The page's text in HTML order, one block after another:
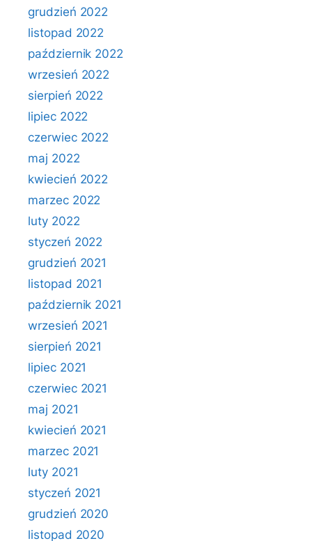
grudzień 2022
listopad 2022
październik 2022
wrzesień 2022
sierpień 2022
lipiec 2022
czerwiec 2022
maj 2022
kwiecień 2022
marzec 2022
luty 2022
styczeń 2022
grudzień 2021
listopad 2021
październik 2021
wrzesień 2021
sierpień 2021
lipiec 2021
czerwiec 2021
maj 2021
kwiecień 2021
marzec 2021
luty 2021
styczeń 2021
grudzień 2020
listopad 2020